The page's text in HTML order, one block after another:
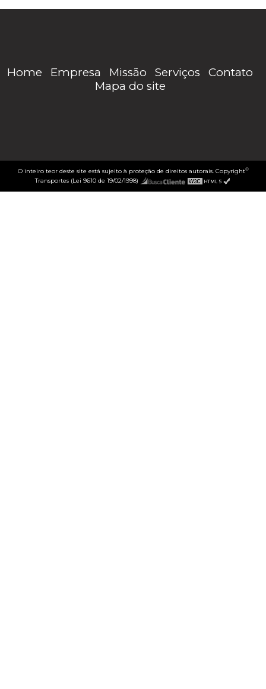
Home Empresa Missão Serviços
Contato
Mapa do site
O inteiro teor deste site está sujeito à proteção de direitos autorais. Copyright©
Transportes (Lei 9610 de 19/02/1998)